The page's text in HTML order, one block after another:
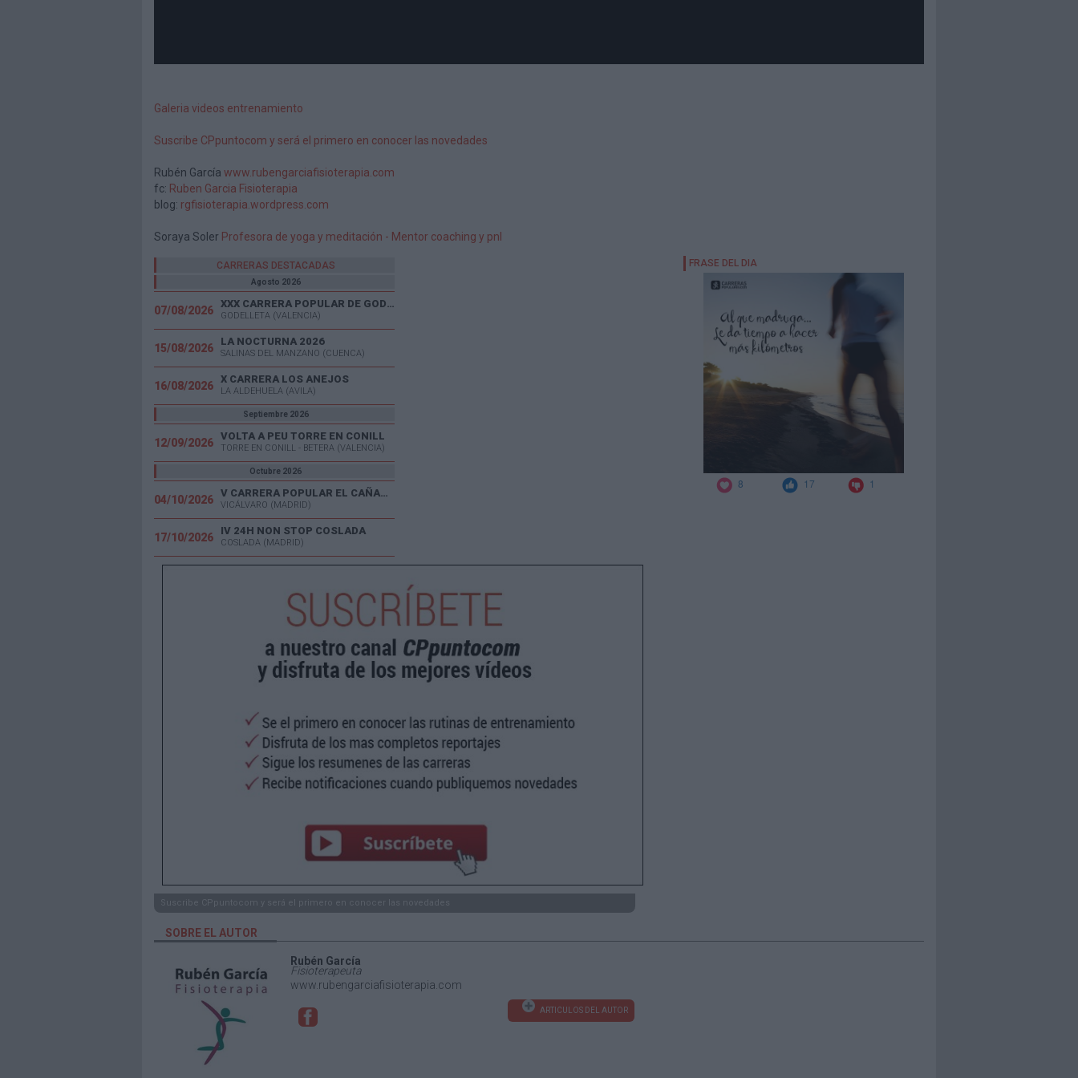
Galeria videos entrenamiento
Suscribe CPpuntocom y será el primero en conocer las novedades
Rubén García www.rubengarciafisioterapia.com
fc: Ruben Garcia Fisioterapia
blog: rgfisioterapia.wordpress.com
Soraya Soler Profesora de yoga y meditación - Mentor coaching y pnl
CARRERAS DESTACADAS
Agosto 2026
07/08/2026
XXX CARRERA POPULAR DE GODELLETA
GODELLETA (VALENCIA)
15/08/2026
LA NOCTURNA 2026
SALINAS DEL MANZANO (CUENCA)
16/08/2026
X CARRERA LOS ANEJOS
LA ALDEHUELA (AVILA)
Septiembre 2026
12/09/2026
VOLTA A PEU TORRE EN CONILL
TORRE EN CONILL - BETERA (VALENCIA)
Octubre 2026
04/10/2026
V CARRERA POPULAR EL CAÑAVERAL
VICÁLVARO (MADRID)
17/10/2026
IV 24H NON STOP COSLADA
COSLADA (MADRID)
Suscribe CPpuntocom y será el primero en conocer las novedades
SOBRE EL AUTOR
Rubén García
Fisioterapeuta
www.rubengarciafisioterapia.com
ARTICULOS DEL AUTOR